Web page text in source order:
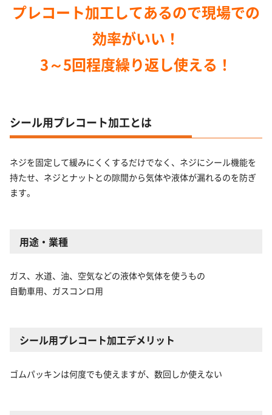
プレコート加工してあるので現場での
効率がいい！
3～5回程度繰り返し使える！
シール用プレコート加工とは
ネジを固定して緩みにくくするだけでなく、ネジにシール機能を
持たせ、ネジとナットとの隙間から気体や液体が漏れるのを防ぎ
ます。
用途・業種
ガス、水道、油、空気などの液体や気体を使うもの
自動車用、ガスコンロ用
シール用プレコート加工デメリット
ゴムパッキンは何度でも使えますが、数回しか使えない